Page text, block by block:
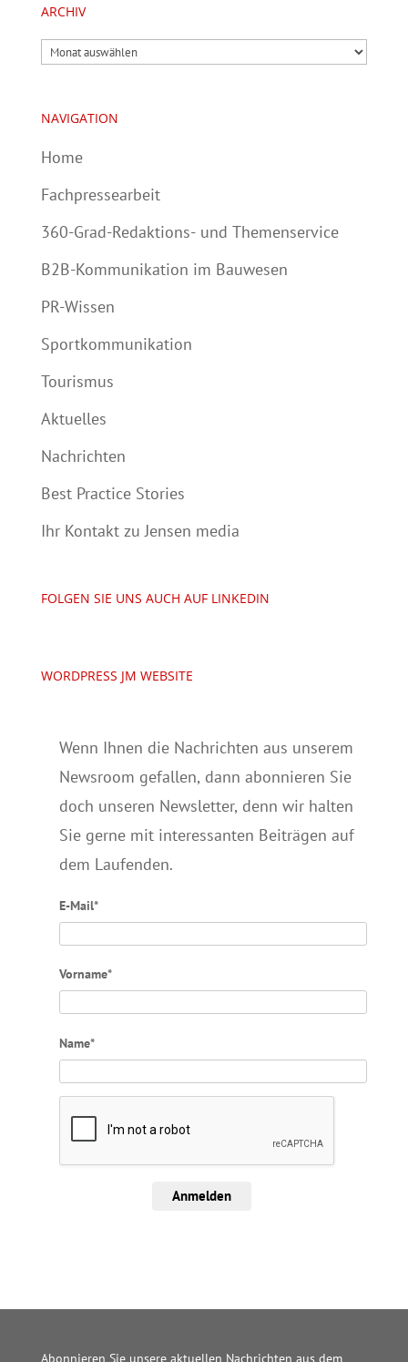
ARCHIV
Archiv
NAVIGATION
Home
Fachpressearbeit
360-Grad-Redaktions- und Themenservice
B2B-Kommunikation im Bauwesen
PR-Wissen
Sportkommunikation
Tourismus
Aktuelles
Nachrichten
Best Practice Stories
Ihr Kontakt zu Jensen media
FOLGEN SIE UNS AUCH AUF LINKEDIN
WORDPRESS JM WEBSITE
Wenn Ihnen die Nachrichten aus unserem
Newsroom gefallen, dann abonnieren Sie
doch unseren Newsletter, denn wir halten
Sie gerne mit interessanten Beiträgen auf
dem Laufenden.
E-Mail*
Vorname*
Name*
Anmelden
Abonnieren Sie unsere aktuellen Nachrichten aus dem